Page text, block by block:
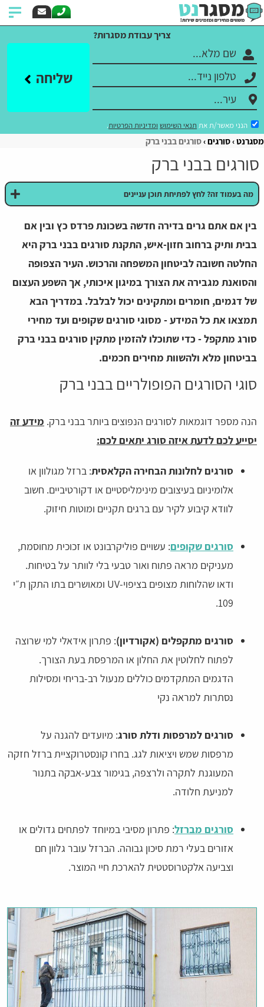
צריך עבודת מסגרות?
שליחה
הנני מאשר/ת את תנאי השימוש ומדיניות הפרטיות.
מסגרנט סורגים סורגים בבני ברק
סורגים בבני ברק
מה בעמוד זה? לחץ לפתיחת תוכן עניינים
בין אם אתם גרים בדירה חדשה בשכונת פרדס כץ ובין אם
בבית ותיק ברחוב חזון-איש, התקנת סורגים בבני ברק היא
החלטה חשובה לביטחון המשפחה והרכוש. העיר הצפופה
והסואנת מגבירה את הצורך במיגון איכותי, אך השפע העצום
של דגמים, חומרים ומתקינים יכול לבלבל. במדריך הבא
תמצאו את כל המידע - מסוגי סורגים שקופים ועד מחירי
סורג מתקפל - כדי שתוכלו להזמין מתקין סורגים בבני ברק
בביטחון מלא ולהשוות מחירים חכמים.
סוגי הסורגים הפופולריים בבני ברק
הנה מספר דוגמאות לסורגים הנפוצים ביותר בבני ברק. מידע זה
יסייע לכם לדעת איזה סורג יתאים לכם:
סורגים לחלונות הבחירה הקלאסית: ברזל מגולוון או
אלומיניום בעיצובים מינימליסטיים או דקורטיביים. חשוב
לוודא קיבוע לקיר עם ברגים תקניים ומוטות חיזוק.
סורגים שקופים: עשויים פוליקרבונט או זכוכית מחוסמת,
מעניקים מראה פתוח ואור טבעי בלי לוותר על בטיחות.
ודאו שהלוחות מצופים בציפוי-UV ומאושרים בתו התקן ת״י
109.
סורגים מתקפלים (אקורדיון): פתרון אידאלי למי שרוצה
לפתוח לחלוטין את החלון או המרפסת בעת הצורך.
הדגמים המתקדמים כוללים מנעול רב-בריחי ומסילות
נסתרות למראה נקי
סורגים למרפסות ודלת סורג: מיועדים להגנה על
מרפסות שמש ויציאות לגג. בחרו קונסטרוקציית ברזל חזקה
המעוגנת לתקרה ולרצפה, בגימור צבע-אבקה בתנור
למניעת חלודה.
סורגים מברזל: פתרון מסיבי במיוחד לפתחים גדולים או
אזורים בעלי רמת סיכון גבוהה. הברזל עובר גלוון חם
וצביעה אלקטרוסטטית להארכת חיי המוצר.